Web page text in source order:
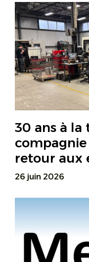
30 ans à la
retour aux
26 juin 2026